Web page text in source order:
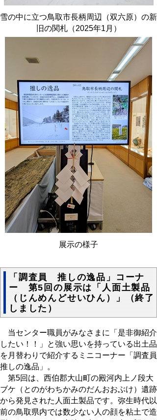
雪の中に立つ鳥取市長柄周辺（双六原）の新
旧の関札（2025年1月）
展示の様子
「調査員 推しの逸品」コーナ
ー 第5回の展示は「人面土製品
（じんめんどせいひん）」（終了
しました）
当センター職員がみなさまに「是非御紹介
したい！！」と強い思いを持っている出土品
を月替わりで紹介するミニコーナー「調査員
推しの逸品」。
第5回は、西伯郡大山町の殿河内上ノ段大
ブケ（とのがわちかみのだんおおぶけ）遺跡
から発見された人面土製品です。弥生時代以
前の鳥取県内では数少ない人の顔を粘土で造